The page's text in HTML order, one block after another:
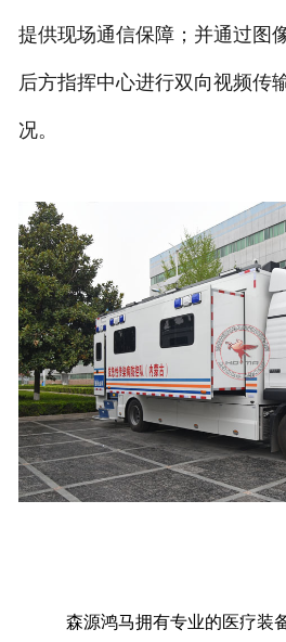
提供现场通信保障；并通过图
后方指挥中心进行双向视频传
况。
森源鸿马拥有专业的医疗装备